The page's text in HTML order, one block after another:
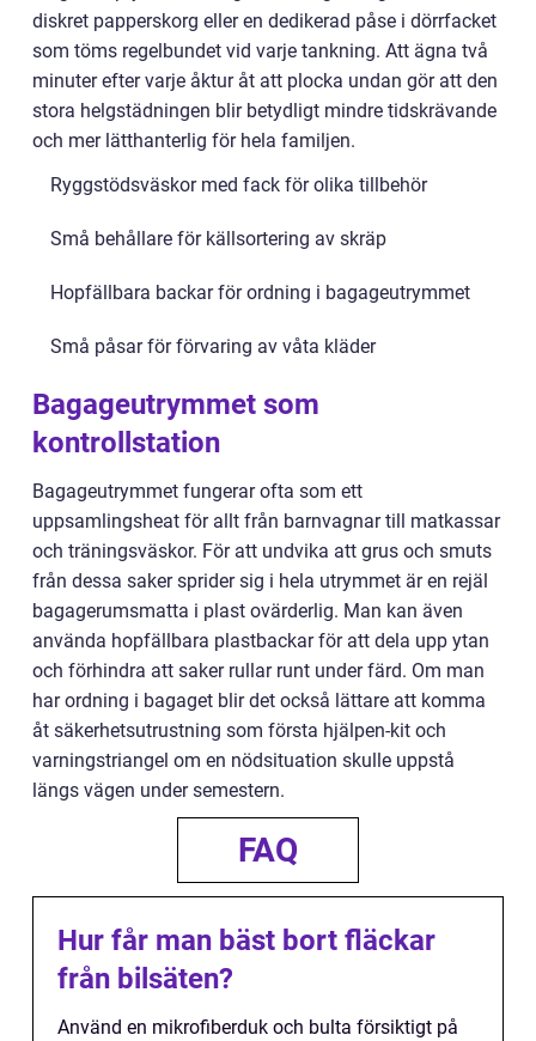
diskret papperskorg eller en dedikerad påse i dörrfacket
som töms regelbundet vid varje tankning. Att ägna två
minuter efter varje åktur åt att plocka undan gör att den
stora helgstädningen blir betydligt mindre tidskrävande
och mer lätthanterlig för hela familjen.
Ryggstödsväskor med fack för olika tillbehör
Små behållare för källsortering av skräp
Hopfällbara backar för ordning i bagageutrymmet
Små påsar för förvaring av våta kläder
Bagageutrymmet som
kontrollstation
Bagageutrymmet fungerar ofta som ett
uppsamlingsheat för allt från barnvagnar till matkassar
och träningsväskor. För att undvika att grus och smuts
från dessa saker sprider sig i hela utrymmet är en rejäl
bagagerumsmatta i plast ovärderlig. Man kan även
använda hopfällbara plastbackar för att dela upp ytan
och förhindra att saker rullar runt under färd. Om man
har ordning i bagaget blir det också lättare att komma
åt säkerhetsutrustning som första hjälpen-kit och
varningstriangel om en nödsituation skulle uppstå
längs vägen under semestern.
FAQ
Hur får man bäst bort fläckar
från bilsäten?
Använd en mikrofiberduk och bulta försiktigt på